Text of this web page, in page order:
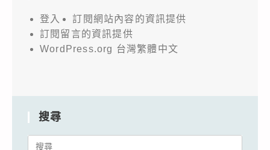
登入
訂閱網站內容的資訊提供
訂閱留言的資訊提供
WordPress.org 台灣繁體中文
搜尋
Search